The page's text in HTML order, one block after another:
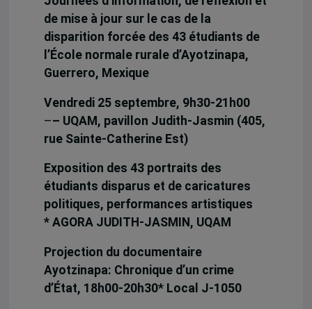
de mise à jour sur le cas de la
disparition forcée des 43 étudiants de
l’École normale rurale d’Ayotzinapa,
Guerrero, Mexique
Vendredi 25 septembre, 9h30-21h00
–– UQAM, pavillon Judith-Jasmin (405,
rue Sainte-Catherine Est)
Exposition des 43 portraits des
étudiants disparus et de caricatures
politiques, performances artistiques
* AGORA JUDITH-JASMIN, UQAM
Projection du documentaire
Ayotzinapa: Chronique d’un crime
d’État, 18h00-20h30* Local J-1050